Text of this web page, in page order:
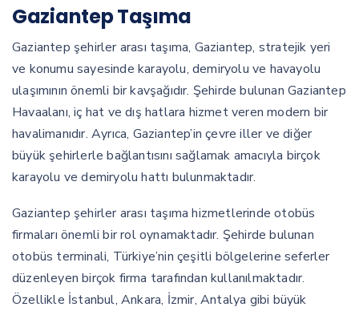
Gaziantep Taşıma
Gaziantep şehirler arası taşıma, Gaziantep, stratejik yeri
ve konumu sayesinde karayolu, demiryolu ve havayolu
ulaşımının önemli bir kavşağıdır. Şehirde bulunan Gaziantep
Havaalanı, iç hat ve dış hatlara hizmet veren modern bir
havalimanıdır. Ayrıca, Gaziantep’in çevre iller ve diğer
büyük şehirlerle bağlantısını sağlamak amacıyla birçok
karayolu ve demiryolu hattı bulunmaktadır.
Gaziantep şehirler arası taşıma hizmetlerinde otobüs
firmaları önemli bir rol oynamaktadır. Şehirde bulunan
otobüs terminali, Türkiye’nin çeşitli bölgelerine seferler
düzenleyen birçok firma tarafından kullanılmaktadır.
Özellikle İstanbul, Ankara, İzmir, Antalya gibi büyük